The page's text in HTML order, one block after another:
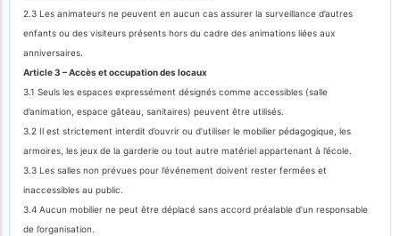
2.3 Les animateurs ne peuvent en aucun cas assurer la surveillance d’autres
enfants ou des visiteurs présents hors du cadre des animations liées aux
anniversaires.
Article 3 – Accès et occupation des locaux
3.1 Seuls les espaces expressément désignés comme accessibles (salle
d’animation, espace gâteau, sanitaires) peuvent être utilisés.
3.2 Il est strictement interdit d’ouvrir ou d’utiliser le mobilier pédagogique, les
armoires, les jeux de la garderie ou tout autre matériel appartenant à l’école.
3.3 Les salles non prévues pour l’événement doivent rester fermées et
inaccessibles au public.
3.4 Aucun mobilier ne peut être déplacé sans accord préalable d’un responsable
de l’organisation.